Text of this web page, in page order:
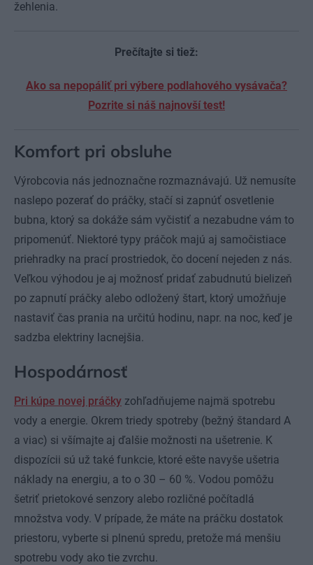
žehlenia.
Prečítajte si tiež:
Ako sa nepopáliť pri výbere podlahového vysávača?
Pozrite si náš najnovší test!
Komfort pri obsluhe
Výrobcovia nás jednoznačne rozmaznávajú. Už nemusíte
naslepo pozerať do práčky, stačí si zapnúť osvetlenie
bubna, ktorý sa dokáže sám vyčistiť a nezabudne vám to
pripomenúť. Niektoré typy práčok majú aj samočistiace
priehradky na prací prostriedok, čo docení nejeden z nás.
Veľkou výhodou je aj možnosť pridať zabudnutú bielizeň
po zapnutí práčky alebo odložený štart, ktorý umožňuje
nastaviť čas prania na určitú hodinu, napr. na noc, keď je
sadzba elektriny lacnejšia.
Hospodárnosť
Pri kúpe novej práčky zohľadňujeme najmä spotrebu
vody a energie. Okrem triedy spotreby (bežný štandard A
a viac) si všímajte aj ďalšie možnosti na ušetrenie. K
dispozícii sú už také funkcie, ktoré ešte navyše ušetria
náklady na energiu, a to o 30 – 60 %. Vodou pomôžu
šetriť prietokové senzory alebo rozličné počítadlá
množstva vody. V prípade, že máte na práčku dostatok
priestoru, vyberte si plnenú spredu, pretože má menšiu
spotrebu vody ako tie zvrchu.